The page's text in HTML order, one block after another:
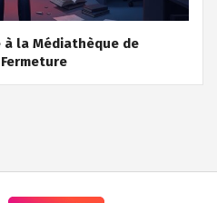
la Médiathèque de